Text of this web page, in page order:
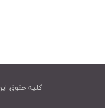
کليه حقوق